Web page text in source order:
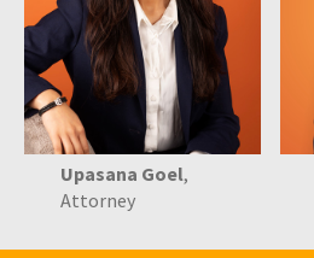
Upasana Goel,
Attorney